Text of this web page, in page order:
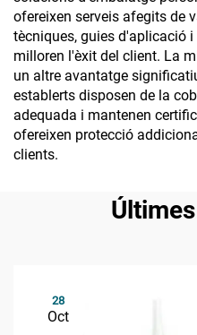
ofereixen serveis afegits de
tècniques, guies d'aplicació
milloren l'èxit del client. La
un altre avantatge
establerts disposen de la
adequada i mantenen
ofereixen protecció
clients.
28
Oct